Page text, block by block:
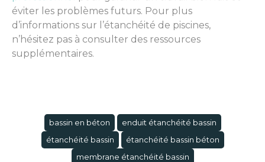
éviter les problèmes futurs. Pour plus
d’informations sur l’étanchéité de piscines,
n’hésitez pas à consulter des ressources
supplémentaires.
bassin en béton
enduit étanchéité bassin
étanchéité bassin
étanchéité bassin béton
membrane étanchéité bassin